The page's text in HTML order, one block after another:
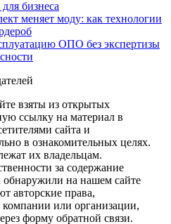
бизнеса
меняет моду: как технологии
ОПО без экспертизы
взяты из открытых
ссылку на материал в
сайта и
в ознакомительных целях.
их владельцам.
за содержание
обнаружили на нашем сайте
авторские права,
или организации,
форму обратной связи.